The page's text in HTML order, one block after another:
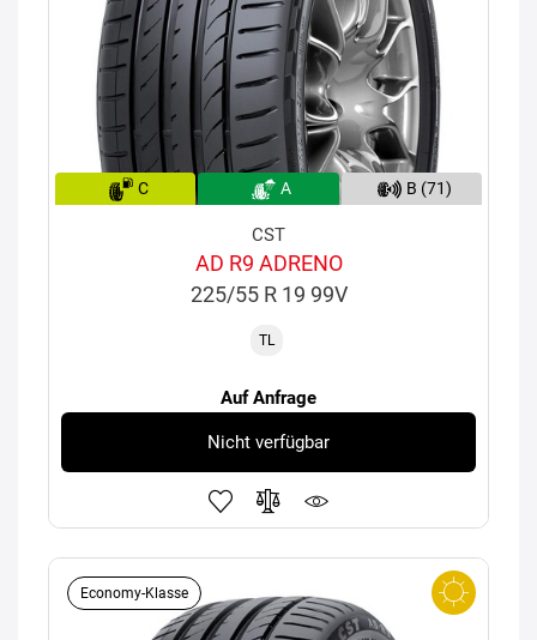
C A B (71)
CST
AD R9 ADRENO
225/55 R 19 99V
TL
Auf Anfrage
Nicht verfügbar
Economy-Klasse